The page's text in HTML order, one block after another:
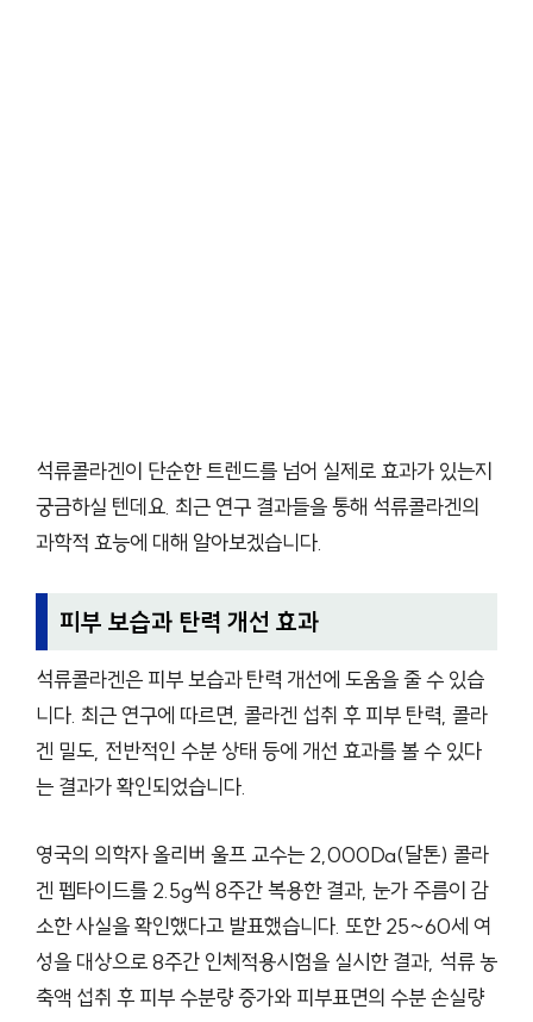
석류콜라겐이 단순한 트렌드를 넘어 실제로 효과가 있는지
궁금하실 텐데요. 최근 연구 결과들을 통해 석류콜라겐의
과학적 효능에 대해 알아보겠습니다.
피부 보습과 탄력 개선 효과
석류콜라겐은 피부 보습과 탄력 개선에 도움을 줄 수 있습
니다. 최근 연구에 따르면, 콜라겐 섭취 후 피부 탄력, 콜라
겐 밀도, 전반적인 수분 상태 등에 개선 효과를 볼 수 있다
는 결과가 확인되었습니다.
영국의 의학자 올리버 울프 교수는 2,000Da(달톤) 콜라
겐 펩타이드를 2.5g씩 8주간 복용한 결과, 눈가 주름이 감
소한 사실을 확인했다고 발표했습니다. 또한 25~60세 여
성을 대상으로 8주간 인체적용시험을 실시한 결과, 석류 농
축액 섭취 후 피부 수분량 증가와 피부표면의 수분 손실량